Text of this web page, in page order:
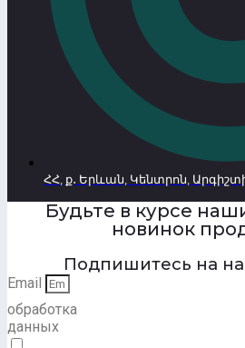
ՀՀ, ք․ Երևան, Կենտրոն, Արգիշտիի
Будьте в курсе
новинок
Подпишитесь на
Email
обработка
данных